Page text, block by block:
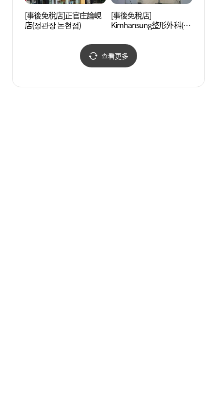
[事後免稅店]正官庄論峴
店(정관장 논현점)
[事後免稅店]
Kimhansung整形外科(김
查看更多